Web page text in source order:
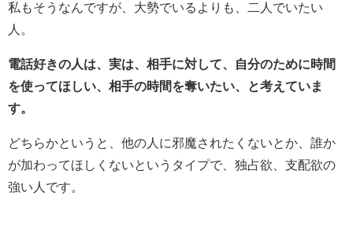
私もそうなんですが、大勢でいるよりも、二人でいたい
人。
電話好きの人は、実は、相手に対して、自分のために時間
を使ってほしい、相手の時間を奪いたい、と考えていま
す。
どちらかというと、他の人に邪魔されたくないとか、誰か
が加わってほしくないというタイプで、独占欲、支配欲の
強い人です。